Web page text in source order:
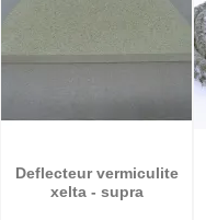
Deflecteur vermiculite
xelta - supra